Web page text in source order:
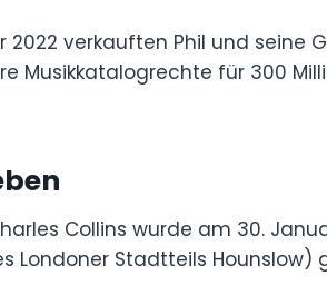
2022 verkauften Phil und seine
Musikkatalogrechte für 300
Collins wurde am 30.
Londoner Stadtteils Hounslow)